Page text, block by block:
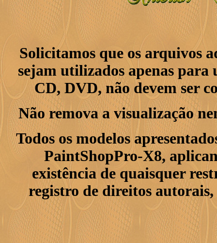
Solicitamos que os arquivos
sejam utilizados apenas para
CD, DVD, não devem ser
Não remova a visualização
Todos os modelos
PaintShopPro-X8,
existência de quaisquer
registro de direitos